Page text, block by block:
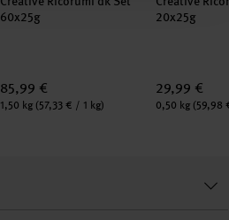
60x25g
85,99 €
Inhalt:
1,50 kg (57,33 € / 1 kg)
20x25g
29,99 €
Inhalt:
0,50 kg (59,98